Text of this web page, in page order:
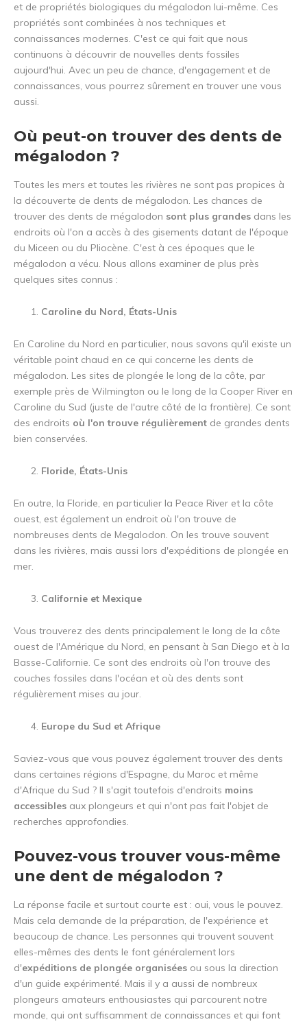
et de propriétés biologiques du mégalodon lui-même. Ces
propriétés sont combinées à nos techniques et
connaissances modernes. C'est ce qui fait que nous
continuons à découvrir de nouvelles dents fossiles
aujourd'hui. Avec un peu de chance, d'engagement et de
connaissances, vous pourrez sûrement en trouver une vous
aussi.
Où peut-on trouver des dents de
mégalodon ?
Toutes les mers et toutes les rivières ne sont pas propices à
la découverte de dents de mégalodon. Les chances de
trouver des dents de mégalodon sont plus grandes dans les
endroits où l'on a accès à des gisements datant de l'époque
du Miceen ou du Pliocène. C'est à ces époques que le
mégalodon a vécu. Nous allons examiner de plus près
quelques sites connus :
Caroline du Nord, États-Unis
En Caroline du Nord en particulier, nous savons qu'il existe un
véritable point chaud en ce qui concerne les dents de
mégalodon. Les sites de plongée le long de la côte, par
exemple près de Wilmington ou le long de la Cooper River en
Caroline du Sud (juste de l'autre côté de la frontière). Ce sont
des endroits où l'on trouve régulièrement de grandes dents
bien conservées.
Floride, États-Unis
En outre, la Floride, en particulier la Peace River et la côte
ouest, est également un endroit où l'on trouve de
nombreuses dents de Megalodon. On les trouve souvent
dans les rivières, mais aussi lors d'expéditions de plongée en
mer.
Californie et Mexique
Vous trouverez des dents principalement le long de la côte
ouest de l'Amérique du Nord, en pensant à San Diego et à la
Basse-Californie. Ce sont des endroits où l'on trouve des
couches fossiles dans l'océan et où des dents sont
régulièrement mises au jour.
Europe du Sud et Afrique
Saviez-vous que vous pouvez également trouver des dents
dans certaines régions d'Espagne, du Maroc et même
d'Afrique du Sud ? Il s'agit toutefois d'endroits moins
accessibles aux plongeurs et qui n'ont pas fait l'objet de
recherches approfondies.
Pouvez-vous trouver vous-même
une dent de mégalodon ?
La réponse facile et surtout courte est : oui, vous le pouvez.
Mais cela demande de la préparation, de l'expérience et
beaucoup de chance. Les personnes qui trouvent souvent
elles-mêmes des dents le font généralement lors
d'expéditions de plongée organisées ou sous la direction
d'un guide expérimenté. Mais il y a aussi de nombreux
plongeurs amateurs enthousiastes qui parcourent notre
monde, qui ont suffisamment de connaissances et qui font